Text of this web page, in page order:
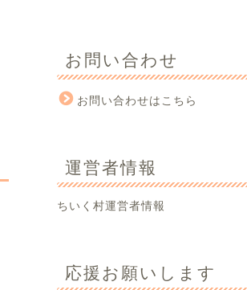
お問い合わせ
お問い合わせはこちら
運営者情報
ちいく村運営者情報
応援お願いします